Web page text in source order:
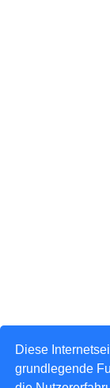
Diese
grundlegende